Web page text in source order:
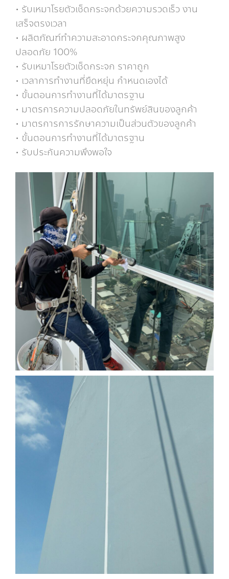
• รับเหมาโรยตัวเช็ดกระจกด้วยความรวดเร็ว งาน
เสร็จตรงเวลา
• ผลิตภัณฑ์ทำความสะอาดกระจกคุณภาพสูง
ปลอดภัย 100%
• รับเหมาโรยตัวเช็ดกระจก ราคาถูก
• เวลาการทำงานที่ยืดหยุ่น กำหนดเองได้
• ขั้นตอนการทำงานที่ได้มาตรฐาน
• มาตรการความปลอดภัยในทรัพย์สินของลูกค้า
• มาตรการการรักษาความเป็นส่วนตัวของลูกค้า
• ขั้นตอนการทำงานที่ได้มาตรฐาน
• รับประกันความพึงพอใจ